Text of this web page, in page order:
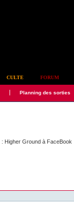
CULTE FORUM
Planning des sorties